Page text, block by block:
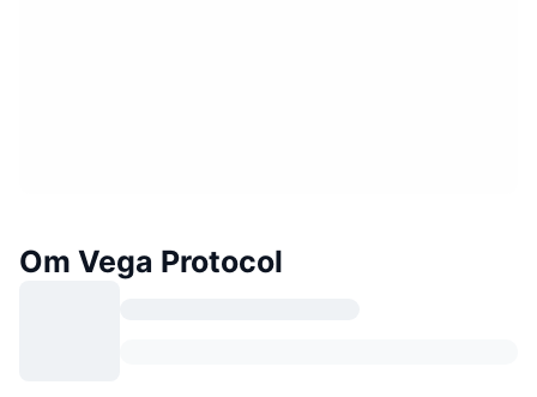
Om Vega Protocol